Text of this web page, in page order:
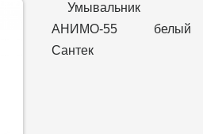
Умывальник
АНИМО-55 белый
Сантек